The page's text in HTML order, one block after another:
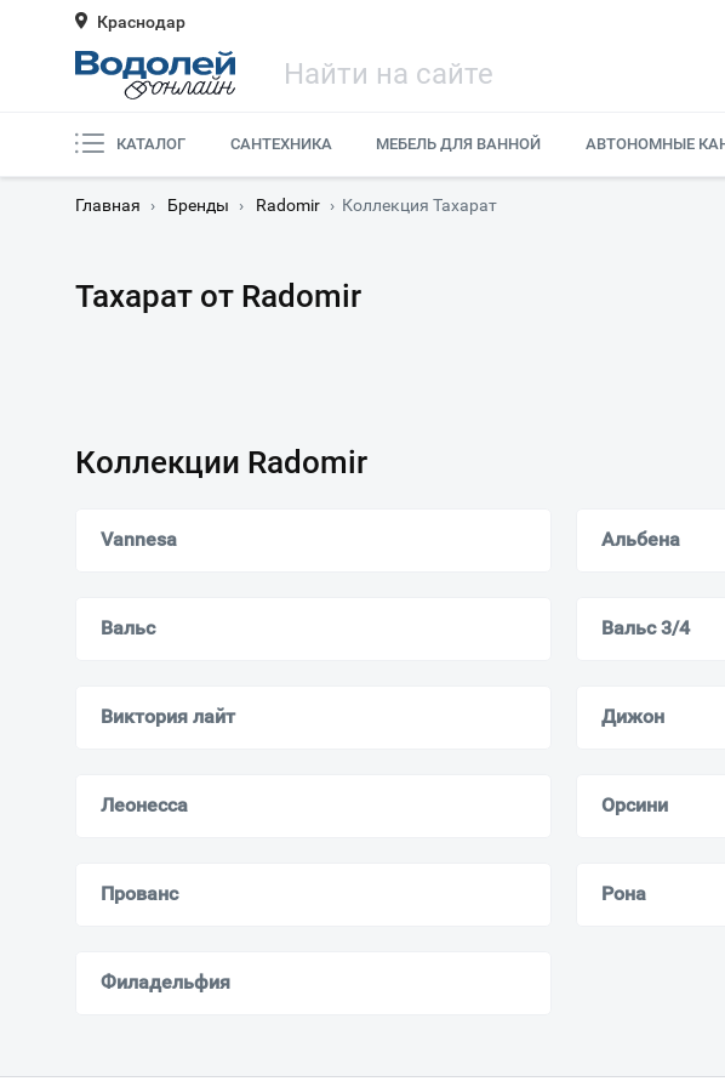
Краснодар
КАТАЛОГ САНТЕХНИКА МЕБЕЛЬ ДЛЯ ВАННОЙ АВТОНОМНЫЕ
Главная › Бренды › Radomir › Коллекция Тахарат
Тахарат от Radomir
Коллекции Radomir
Vannesa Альбена
Вальс Вальс 3/4
Виктория лайт Дижон
Леонесса Орсини
Прованс Рона
Филадельфия